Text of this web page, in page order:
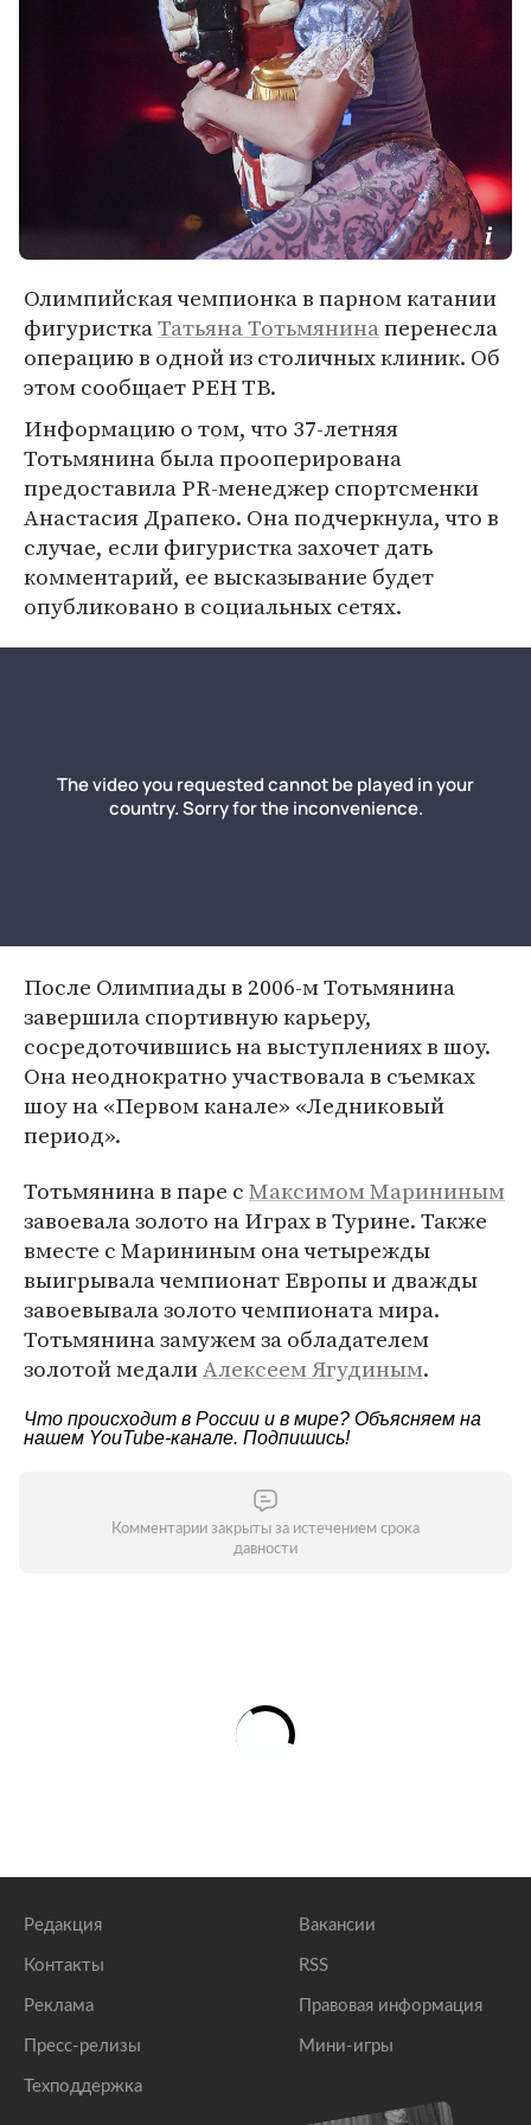
Олимпийская чемпионка в парном катании
фигуристкаТатьяна Тотьмянинаперенесла
операцию в одной из столичных клиник. Об
этом сообщает РЕН ТВ.
Информацию о том, что 37-летняя
Тотьмянина была прооперирована
предоставила PR-менеджер спортсменки
Анастасия Драпеко. Она подчеркнула, что в
случае, если фигуристка захочет дать
комментарий, ее высказывание будет
опубликовано в социальных сетях.
После Олимпиады в 2006-м Тотьмянина
завершила спортивную карьеру,
сосредоточившись на выступлениях в шоу.
Она неоднократно участвовала в съемках
шоу на «Первом канале» «Ледниковый
период».
Тотьмянина в паре сМаксимом Марининым
завоевала золото на Играх в Турине. Также
вместе с Марининым она четырежды
выигрывала чемпионат Европы и дважды
завоевывала золото чемпионата мира.
Тотьмянина замужем за обладателем
золотой медалиАлексеем Ягудиным.
Что происходит в России и в мире? Объясняем на
нашем YouTube-канале. Подпишись!
Комментарии закрыты за истечением срока
давности
Редакция
Контакты
Реклама
Пресс-релизы
Техподдержка
Вакансии
RSS
Правовая информация
Мини-игры